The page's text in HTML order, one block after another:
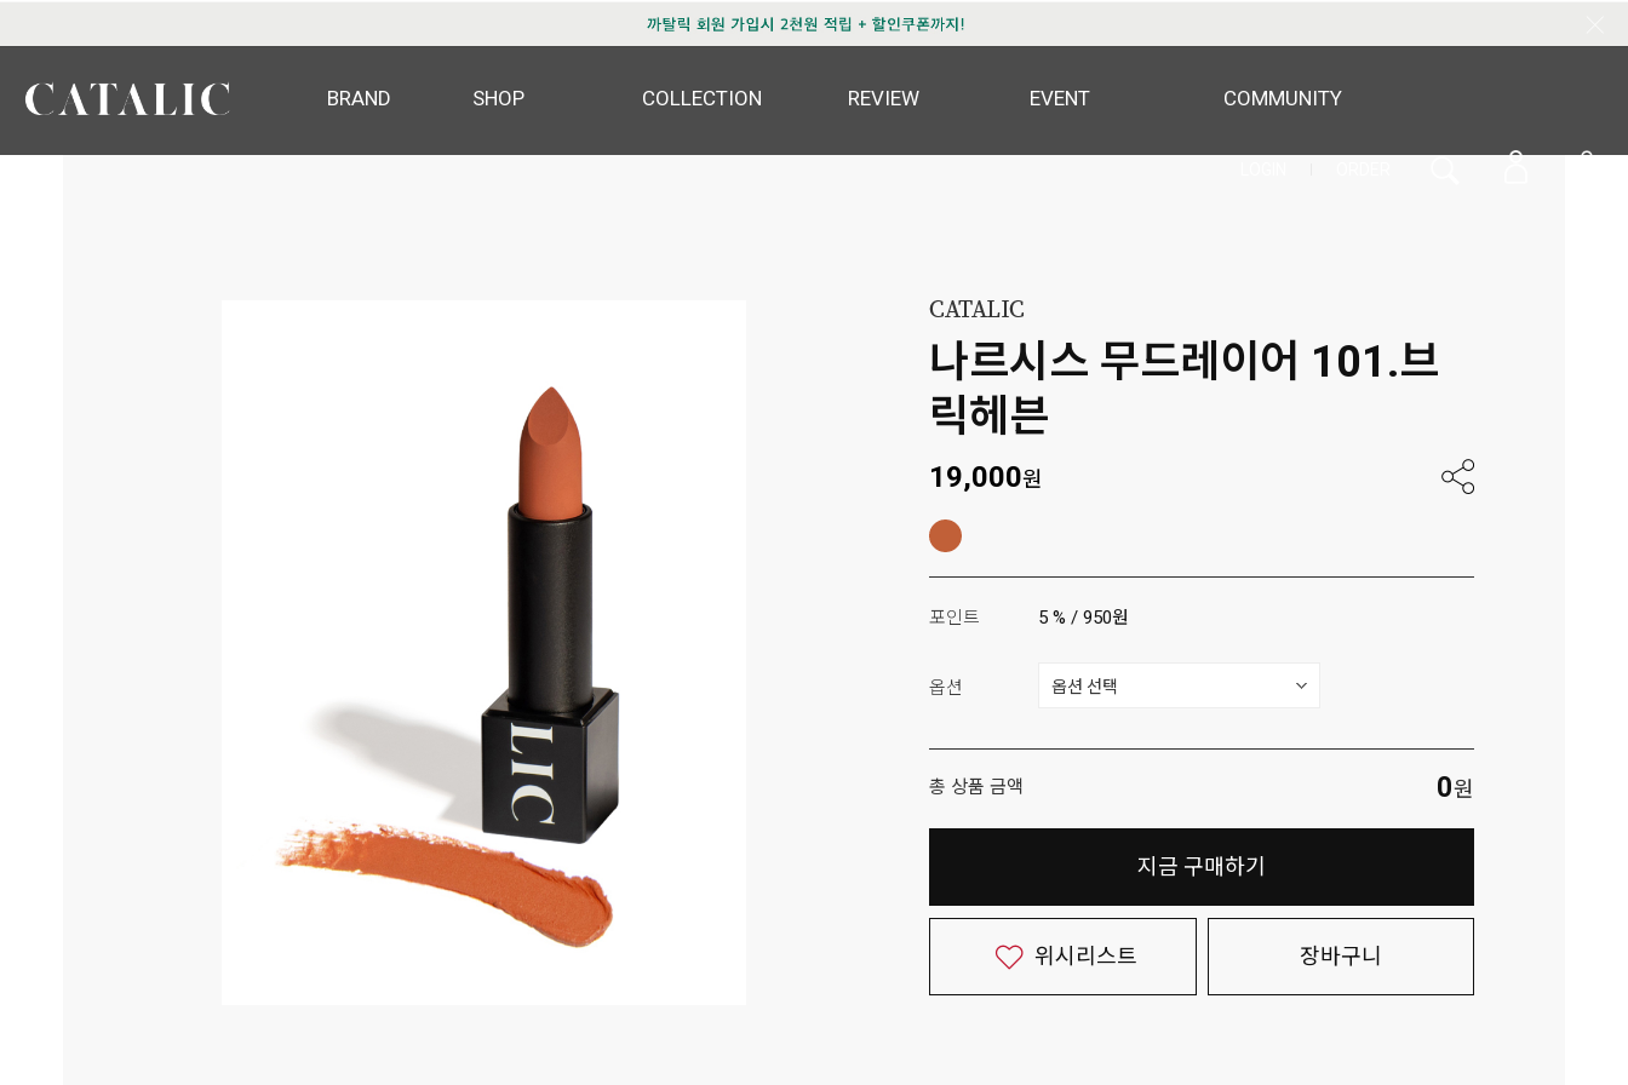
BRAND SHOP COLLECTION REVIEW EVENT COMMUNITY
나르시스 무드레이어 101.브
릭헤븐
19,000원
포인트 5 % / 950원
옵션
총 상품 금액 0원
지금 구매하기
위시리스트 장바구니